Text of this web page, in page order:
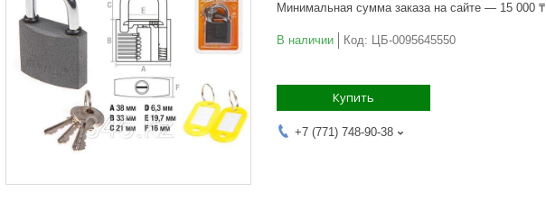
Минимальная сумма заказа на сайте — 15 000 ₸
В наличии Код: ЦБ-0095645550
Купить
+7 (771) 748-90-38